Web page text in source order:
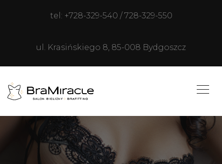
tel: +728-329-540 / 728-329-550
ul. Krasińskiego 8, 85-008 Bydgoszcz